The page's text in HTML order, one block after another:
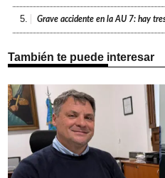
5. Grave accidente en la AU 7: hay
También te puede interesar